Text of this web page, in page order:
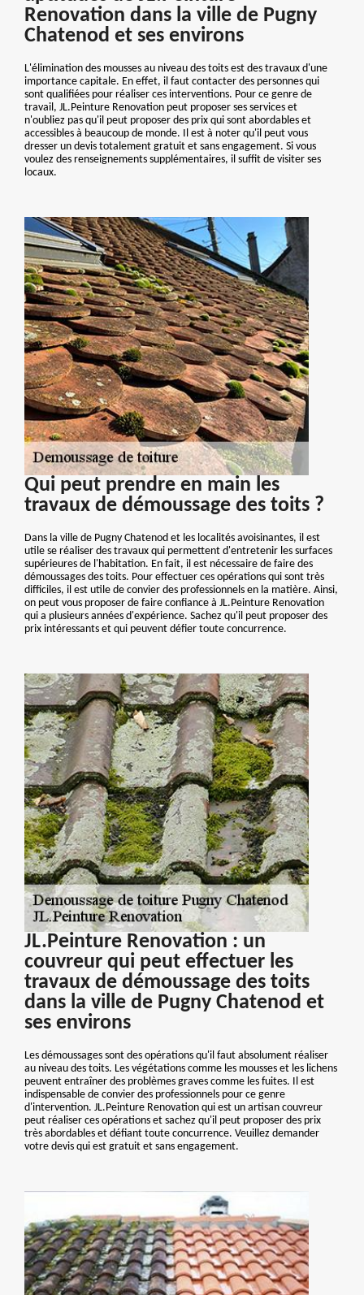
Renovation dans la ville de Pugny
Chatenod et ses environs
L'élimination des mousses au niveau des toits est des travaux d'une
importance capitale. En effet, il faut contacter des personnes qui
sont qualifiées pour réaliser ces interventions. Pour ce genre de
travail, JL.Peinture Renovation peut proposer ses services et
n'oubliez pas qu'il peut proposer des prix qui sont abordables et
accessibles à beaucoup de monde. Il est à noter qu'il peut vous
dresser un devis totalement gratuit et sans engagement. Si vous
voulez des renseignements supplémentaires, il suffit de visiter ses
locaux.
Qui peut prendre en main les
travaux de démoussage des toits ?
Dans la ville de Pugny Chatenod et les localités avoisinantes, il est
utile se réaliser des travaux qui permettent d'entretenir les surfaces
supérieures de l'habitation. En fait, il est nécessaire de faire des
démoussages des toits. Pour effectuer ces opérations qui sont très
difficiles, il est utile de convier des professionnels en la matière. Ainsi,
on peut vous proposer de faire confiance à JL.Peinture Renovation
qui a plusieurs années d'expérience. Sachez qu'il peut proposer des
prix intéressants et qui peuvent défier toute concurrence.
JL.Peinture Renovation : un
couvreur qui peut effectuer les
travaux de démoussage des toits
dans la ville de Pugny Chatenod et
ses environs
Les démoussages sont des opérations qu'il faut absolument réaliser
au niveau des toits. Les végétations comme les mousses et les lichens
peuvent entraîner des problèmes graves comme les fuites. Il est
indispensable de convier des professionnels pour ce genre
d'intervention. JL.Peinture Renovation qui est un artisan couvreur
peut réaliser ces opérations et sachez qu'il peut proposer des prix
très abordables et défiant toute concurrence. Veuillez demander
votre devis qui est gratuit et sans engagement.